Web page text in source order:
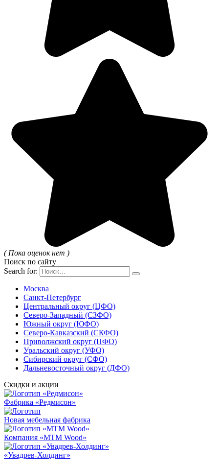
( Пока оценок нет )
Поиск по сайту
Search for:
Москва
Санкт-Петербург
Центральный округ (ЦФО)
Северо-Западный (СЗФО)
Южный округ (ЮФО)
Северо-Кавказский (СКФО)
Приволжский округ (ПФО)
Уральский округ (УФО)
Сибирский округ (СФО)
Дальневосточный округ (ДФО)
Скидки и акции
Фабрика «Редмисон»
Новая мебельная фабрика
Компания «MTM Wood»
«Увадрев-Холдинг»